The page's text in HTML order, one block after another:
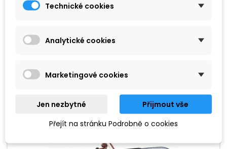
Skvělý houslový set pro začátečníky. Pokud hledáte nejlepší
zvukové vlastnosti. Důležité je také zvolit správnou velikost
nástroje. Tento model má velikost ⅛ (osminová), takže bude
Technické cookies
Analytické cookies
Marketingové cookies
Jen nezbytné
Přijmout vše
Přejít na stránku Podrobně o cookies